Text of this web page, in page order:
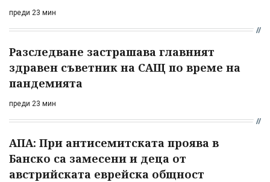
преди 23 мин
Разследване застрашава главният
здравен съветник на САЩ по време на
пандемията
преди 23 мин
АПА: При антисемитската проява в
Банско са замесени и деца от
австрийската еврейска общност